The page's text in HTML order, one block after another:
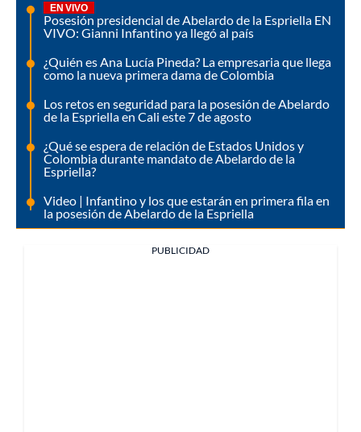
EN VIVO
Posesión presidencial de Abelardo de la Espriella EN
VIVO: Gianni Infantino ya llegó al país
¿Quién es Ana Lucía Pineda? La empresaria que llega
como la nueva primera dama de Colombia
Los retos en seguridad para la posesión de Abelardo
de la Espriella en Cali este 7 de agosto
¿Qué se espera de relación de Estados Unidos y
Colombia durante mandato de Abelardo de la
Espriella?
Video | Infantino y los que estarán en primera fila en
la posesión de Abelardo de la Espriella
PUBLICIDAD